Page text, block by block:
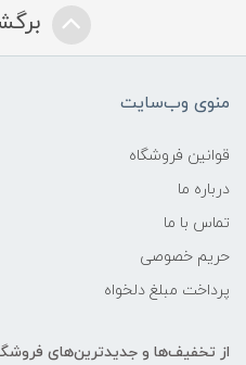
منوی وب‌سایت
قوانین فروشگاه
درباره ما
تماس با ما
حریم خصوصی
پرداخت مبلغ دلخواه
از تخفیف‌ها و جدیدترین‌های